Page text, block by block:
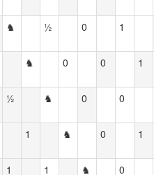
♞ ½ 0 1
♞ 0 0 1
½ ♞ 0 0
1 ♞ 0 1
1 1 ♞ 0